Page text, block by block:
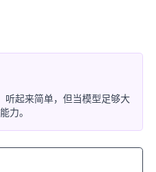
听起来简单，但当模型足够大
力。